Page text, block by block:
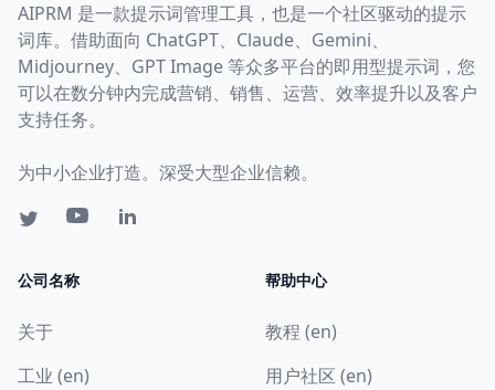
AIPRM 是一款提示词管理工具，也是一个社区驱动的提示
词库。借助面向 ChatGPT、Claude、Gemini、
Midjourney、GPT Image 等众多平台的即用型提示词，您
可以在数分钟内完成营销、销售、运营、效率提升以及客户
支持任务。
为中小企业打造。深受大型企业信赖。
公司名称
关于
工业 (en)
帮助中心
教程 (en)
用户社区 (en)